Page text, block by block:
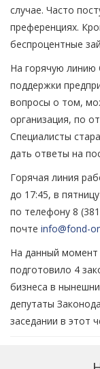
случае. Часто
преференциях.
беспроцентные
На горячую линию
поддержки
вопросы о том,
организация, по
Специалисты
дать ответы на
Горячая линия
до 17:45, в
по телефону 8
почте info@fond-
На данный
подготовило 4
бизнеса в
депутаты
заседании в этот